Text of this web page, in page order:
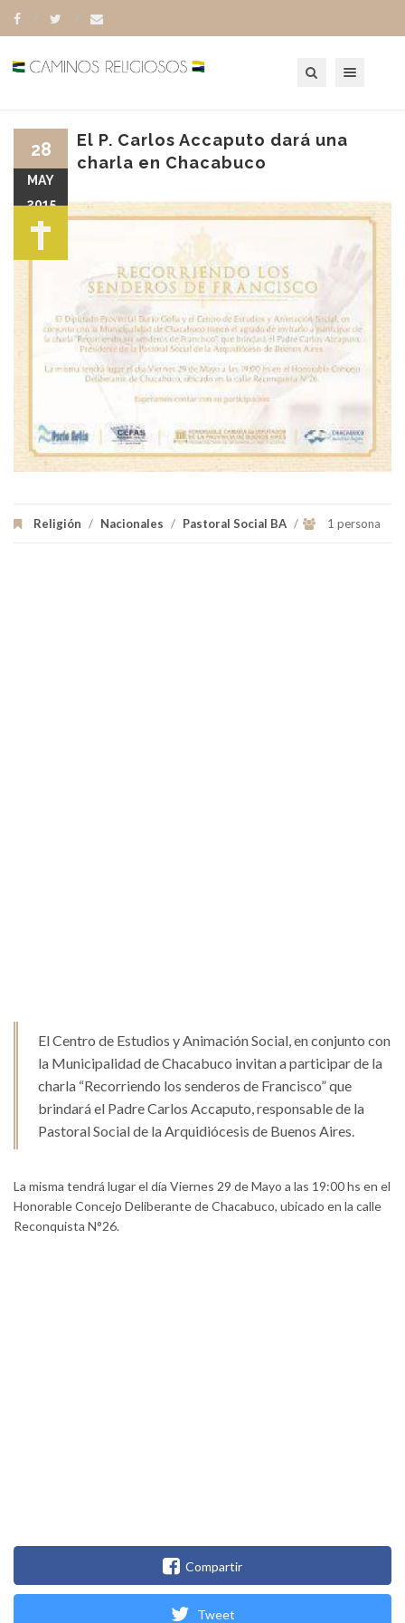
El P. Carlos Accaputo dará una
charla en Chacabuco
Religión / Nacionales / Pastoral Social BA / 1 persona
28
MAY
2015
El Centro de Estudios y Animación Social, en conjunto con
la Municipalidad de Chacabuco invitan a participar de la
charla “Recorriendo los senderos de Francisco” que
brindará el Padre Carlos Accaputo, responsable de la
Pastoral Social de la Arquidiócesis de Buenos Aires.
La misma tendrá lugar el día Viernes 29 de Mayo a las 19:00 hs en el
Honorable Concejo Deliberante de Chacabuco, ubicado en la calle
Reconquista N°26.
Compartir
Tweet